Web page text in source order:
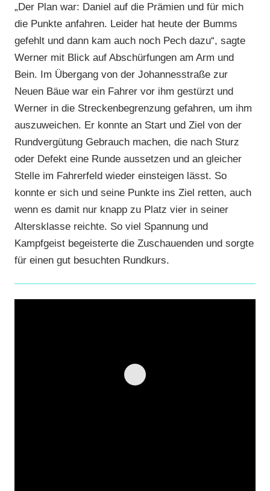
„Der Plan war: Daniel auf die Prämien und für mich
die Punkte anfahren. Leider hat heute der Bumms
gefehlt und dann kam auch noch Pech dazu“, sagte
Werner mit Blick auf Abschürfungen am Arm und
Bein. Im Übergang von der Johannesstraße zur
Neuen Bäue war ein Fahrer vor ihm gestürzt und
Werner in die Streckenbegrenzung gefahren, um ihm
auszuweichen. Er konnte an Start und Ziel von der
Rundvergütung Gebrauch machen, die nach Sturz
oder Defekt eine Runde aussetzen und an gleicher
Stelle im Fahrerfeld wieder einsteigen lässt. So
konnte er sich und seine Punkte ins Ziel retten, auch
wenn es damit nur knapp zu Platz vier in seiner
Altersklasse reichte. So viel Spannung und
Kampfgeist begeisterte die Zuschauenden und sorgte
für einen gut besuchten Rundkurs.